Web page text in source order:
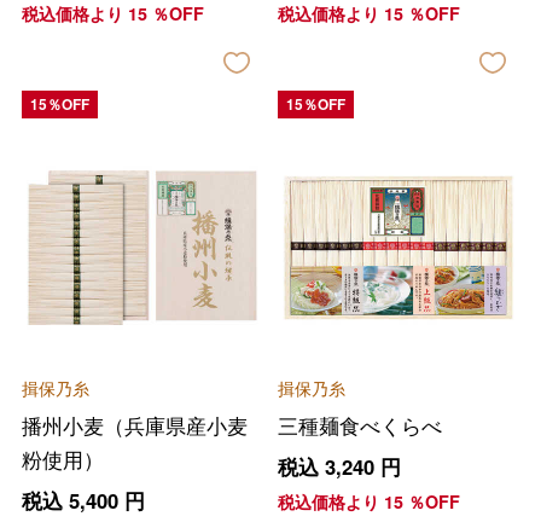
税込価格より 15％OFF 税込価格より 15％OFF
15％OFF
揖保乃糸
播州小麦（兵庫県産小麦
粉使用）
税込 5,400円
15％OFF
揖保乃糸
三種麺食べくらべ
税込 3,240円
税込価格より 15％OFF